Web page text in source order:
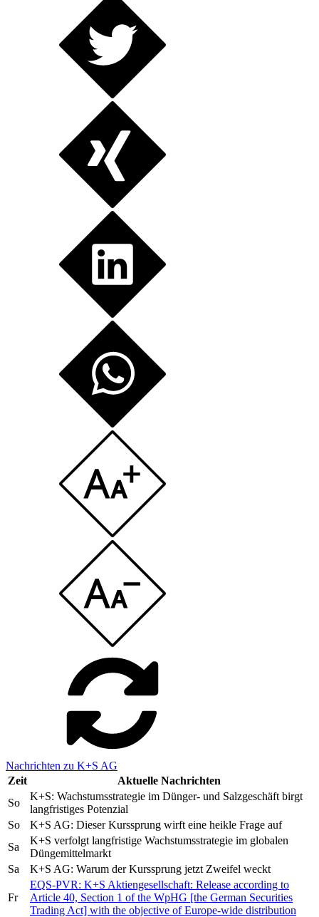
Nachrichten zu K+S AG
Zeit
Aktuelle Nachrichten
So
K+S: Wachstumsstrategie im Dünger- und Salzgeschäft birgt
langfristiges Potenzial
So
K+S AG: Dieser Kurssprung wirft eine heikle Frage auf
Sa
K+S verfolgt langfristige Wachstumsstrategie im globalen
Düngemittelmarkt
Sa
K+S AG: Warum der Kurssprung jetzt Zweifel weckt
Fr
EQS-PVR: K+S Aktiengesellschaft: Release according to
Article 40, Section 1 of the WpHG [the German Securities
Trading Act] with the objective of Europe-wide distribution